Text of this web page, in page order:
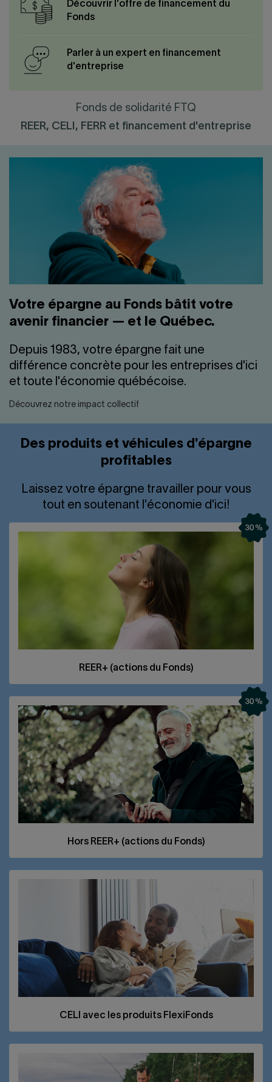
Découvrir l'offre de financement du
Fonds
Parler à un expert en financement
d'entreprise
Fonds de solidarité FTQ
REER, CELI, FERR et financement d'entreprise
Votre épargne au Fonds bâtit votre
avenir financier — et le Québec.
Depuis 1983, votre épargne fait une
différence concrète pour les entreprises d'ici
et toute l'économie québécoise.
Découvrez notre impact collectif
Des produits et véhicules d'épargne
profitables
Laissez votre épargne travailler pour vous
tout en soutenant l'économie d'ici!
REER+ (actions du Fonds)
Hors REER+ (actions du Fonds)
CELI avec les produits FlexiFonds